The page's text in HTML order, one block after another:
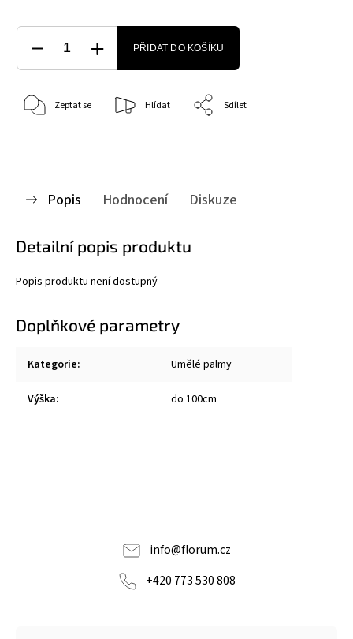
PŘIDAT DO KOŠÍKU
Zeptat se Hlídat Sdílet
Popis Hodnocení Diskuze
Detailní popis produktu
Popis produktu není dostupný
Doplňkové parametry
Kategorie: Umělé palmy
Výška: do 100cm
info@florum.cz
+420 773 530 808